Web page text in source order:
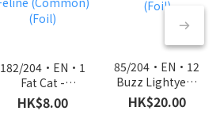
182/204·EN·12
Fat Cat -
Felonious
Feline
HK$8.00
85/204·EN·12
Buzz Lightyear
- On the Way
(Rare) (Foil)
HK$20.00